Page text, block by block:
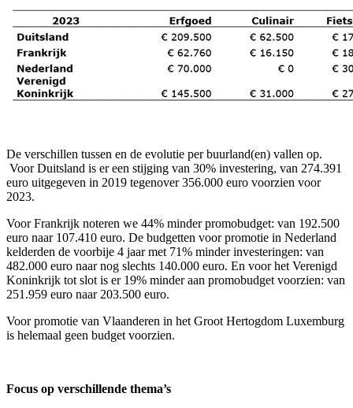
De verschillen tussen en de evolutie per buurland(en) vallen op.
Voor Duitsland is er een stijging van 30% investering, van 274.391
euro uitgegeven in 2019 tegenover 356.000 euro voorzien voor
2023.
Voor Frankrijk noteren we 44% minder promobudget: van 192.500
euro naar 107.410 euro. De budgetten voor promotie in Nederland
kelderden de voorbije 4 jaar met 71% minder investeringen: van
482.000 euro naar nog slechts 140.000 euro. En voor het Verenigd
Koninkrijk tot slot is er 19% minder aan promobudget voorzien: van
251.959 euro naar 203.500 euro.
Voor promotie van Vlaanderen in het Groot Hertogdom Luxemburg
is helemaal geen budget voorzien.
Focus op verschillende thema’s